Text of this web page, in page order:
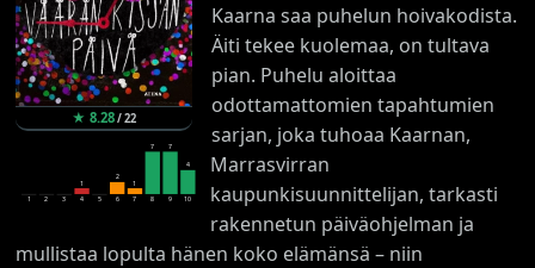
★8.28/22
1 2 3
1
4
5
2
6
1
7
7
8
7
9
4
10
Kaarna saa puhelun hoivakodista.
Äiti tekee kuolemaa, on tultava
pian. Puhelu aloittaa
odottamattomien tapahtumien
sarjan, joka tuhoaa Kaarnan,
Marrasvirran
kaupunkisuunnittelijan, tarkasti
rakennetun päiväohjelman ja
mullistaa lopulta hänen koko elämänsä – niin